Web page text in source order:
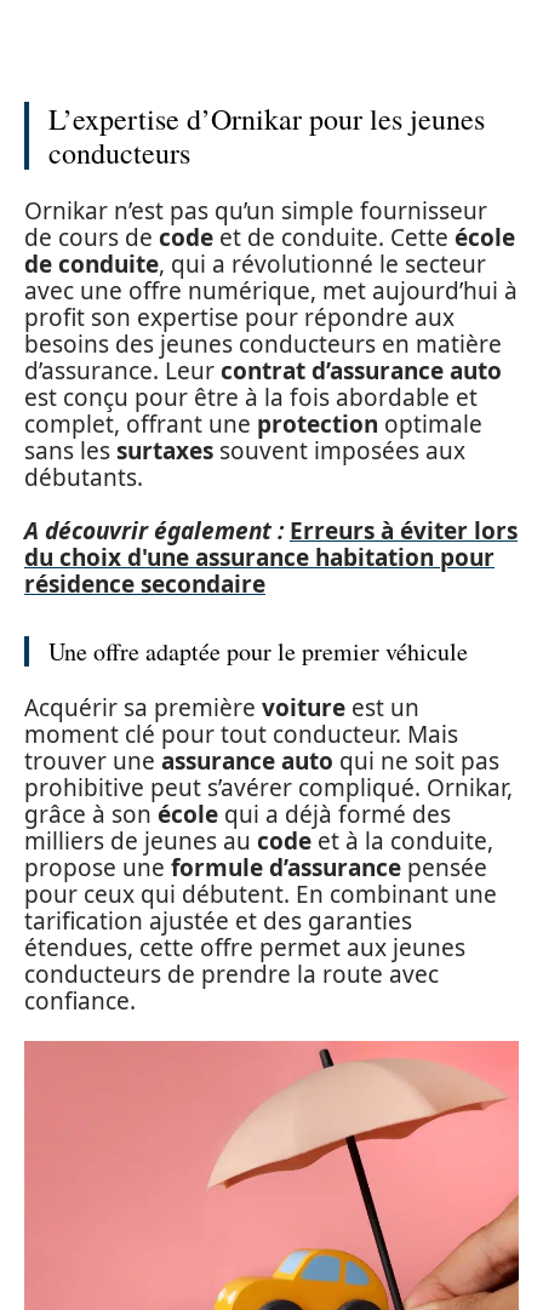
L’expertise d’Ornikar pour les jeunes
conducteurs
Ornikar n’est pas qu’un simple fournisseur
de cours de code et de conduite. Cette école
de conduite, qui a révolutionné le secteur
avec une offre numérique, met aujourd’hui à
profit son expertise pour répondre aux
besoins des jeunes conducteurs en matière
d’assurance. Leurcontrat d’assurance auto
est conçu pour être à la fois abordable et
complet, offrant une protection optimale
sans lessurtaxes souvent imposées aux
débutants.
A découvrir également : Erreurs à éviter lors
du choix d'une assurance habitation pour
résidence secondaire
Une offre adaptée pour le premier véhicule
Acquérir sa première voiture est un
moment clé pour tout conducteur. Mais
trouver une assurance auto qui ne soit pas
prohibitive peut s’avérer compliqué. Ornikar,
grâce à son école qui a déjà formé des
milliers de jeunes au code et à la conduite,
propose une formule d’assurance pensée
pour ceux qui débutent. En combinant une
tarification ajustée et des garanties
étendues, cette offre permet aux jeunes
conducteurs de prendre la route avec
confiance.